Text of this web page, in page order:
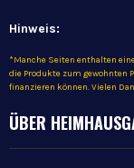
Hinweis:
*Manche Seiten enthalten
die Produkte zum gewohnten
finanzieren können. Vielen
ÜBER